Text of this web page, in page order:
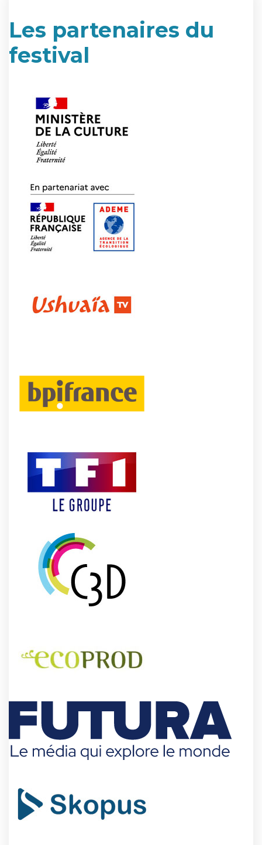
Les partenaires du
festival